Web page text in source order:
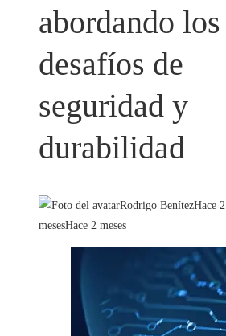
abordando los
desafíos de
seguridad y
durabilidad
Rodrigo BenítezHace 2
mesesHace 2 meses